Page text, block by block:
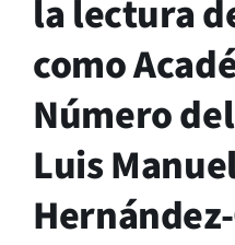
la lectura
como
Número
Luis